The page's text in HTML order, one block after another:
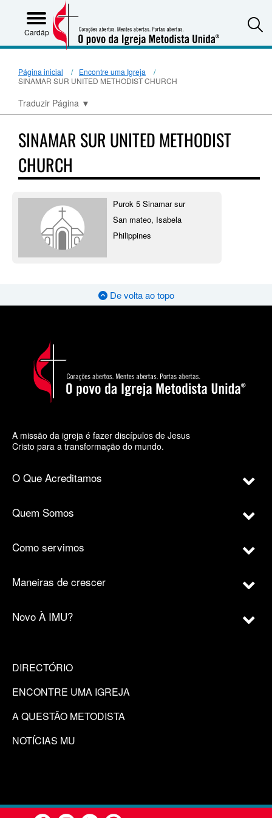
Cardápio
Página inicial
Encontre uma Igreja
SINAMAR SUR UNITED METHODIST CHURCH
Traduzir Página ▼
SINAMAR SUR UNITED METHODIST
CHURCH
Purok 5 Sinamar sur
San mateo, Isabela
Philippines
De volta ao topo
A missão da igreja é fazer discípulos de Jesus
Cristo para a transformação do mundo.
O Que Acreditamos
Quem Somos
Como servimos
Maneiras de crescer
Novo À IMU?
DIRECTÓRIO
ENCONTRE UMA IGREJA
A QUESTÃO METODISTA
NOTÍCIAS MU